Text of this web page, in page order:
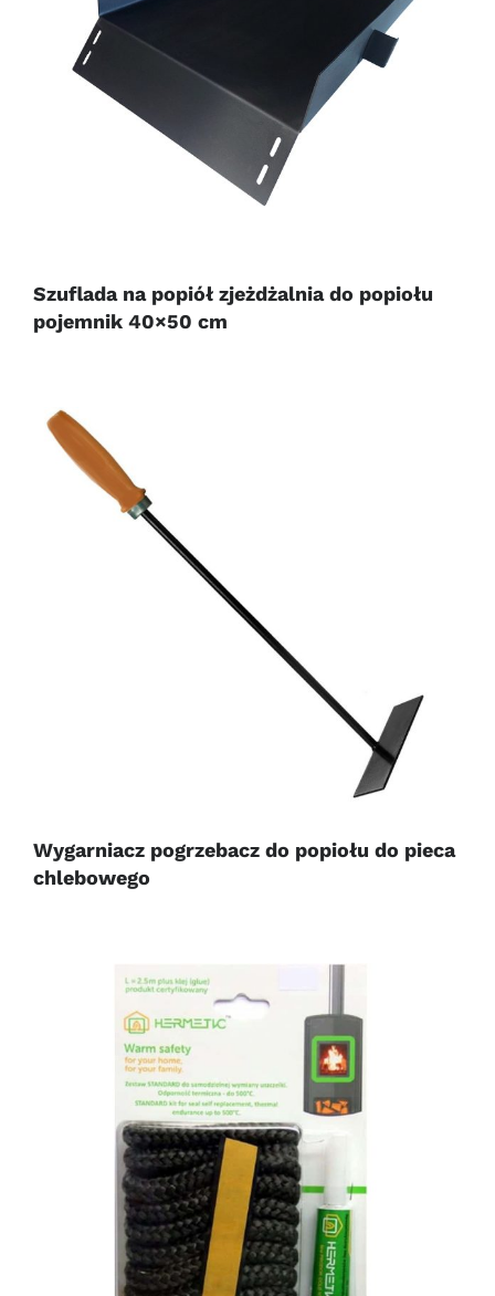
Szuflada na popiół zjeżdżalnia do popiołu
pojemnik 40×50 cm
Wygarniacz pogrzebacz do popiołu do pieca
chlebowego